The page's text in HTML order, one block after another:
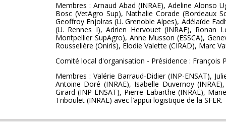
Membres : Arnaud Abad (INRAE), Adeline Alonso
Bosc (VetAgro Sup), Nathalie Corade (Bordeaux
Geoffroy Enjolras (U. Grenoble Alpes), Adélaïde
(U. Rennes I), Adrien Hervouet (INRAE), Ronan
Montpellier SupAgro), Anne Musson (ESSCA),
Rousselière (Oniris), Elodie Valette (CIRAD), Marc
Comité local d'organisation - Présidence : François
Membres : Valérie Barraud-Didier (INP-ENSAT),
Antoine Doré (INRAE), Isabelle Duvernoy
Girard (INP-ENSAT), Pierre Labarthe (INRAE),
Triboulet (INRAE) avec l’appui logistique de la SFER.